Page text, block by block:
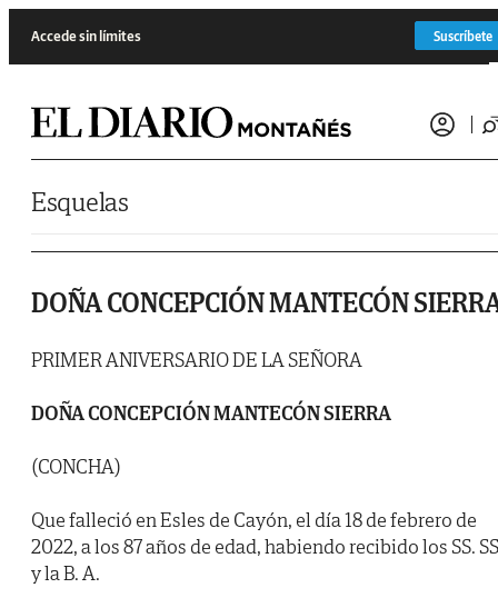
Accede sin límites Suscríbete
Esquelas
DOÑA CONCEPCIÓN MANTECÓN
PRIMER ANIVERSARIO DE LA SEÑORA
DOÑA CONCEPCIÓN MANTECÓN SIERRA
(CONCHA)
Que falleció en Esles de Cayón, el día 18 de febrero de
2022, a los 87 años de edad, habiendo recibido los SS.
y la B. A.